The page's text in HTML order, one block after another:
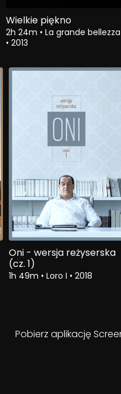
Wielkie piękno
2h 24m • La grande bellezza
• 2013
Oni - wersja reżyserska
(cz. 1)
1h 49m • Loro I • 2018
Pobierz aplikację